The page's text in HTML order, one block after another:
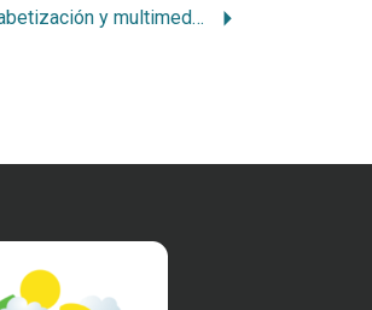
Bioalfabetización y multimedios educativos